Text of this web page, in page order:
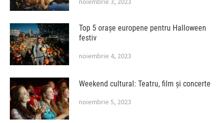
Top 5 orașe europene pentru Halloween
festiv
noiembrie 4, 2023
Weekend cultural: Teatru, film și concerte
noiembrie 5, 2023